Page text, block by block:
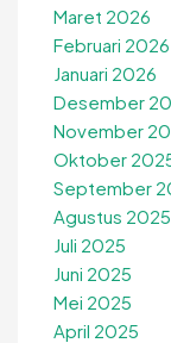
Maret 2026
Februari 2026
Januari 2026
Desember
November
Oktober
September
Agustus 2025
Juli 2025
Juni 2025
Mei 2025
April 2025